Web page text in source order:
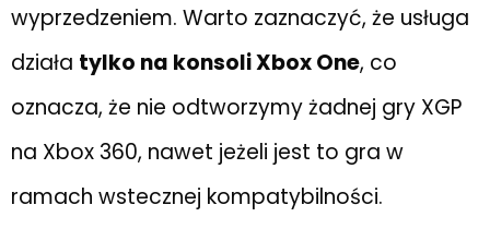
wyprzedzeniem. Warto zaznaczyć, że usługa
działa tylko na konsoli Xbox One, co
oznacza, że nie odtworzymy żadnej gry XGP
na Xbox 360, nawet jeżeli jest to gra w
ramach wstecznej kompatybilności.